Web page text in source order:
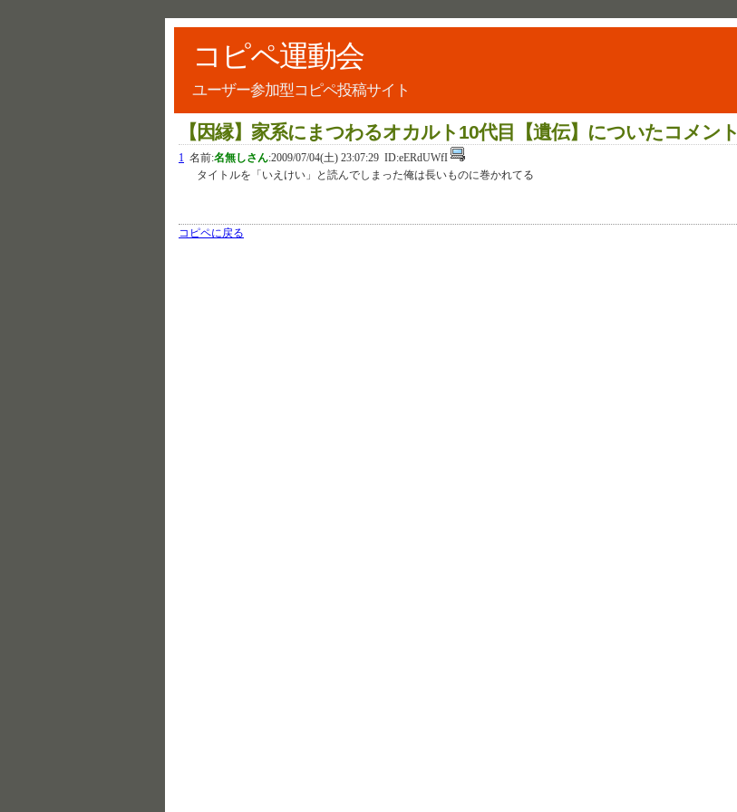
コピペ運動会
ユーザー参加型コピペ投稿サイト
【因縁】家系にまつわるオカルト10代目【遺伝】についたコメント
1 名前:名無しさん:2009/07/04(土) 23:07:29 ID:eERdUWfI
タイトルを「いえけい」と読んでしまった俺は長いものに巻かれてる
コピペに戻る